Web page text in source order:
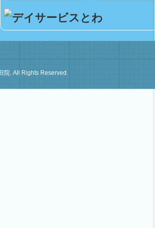
院. All Rights Reserved.